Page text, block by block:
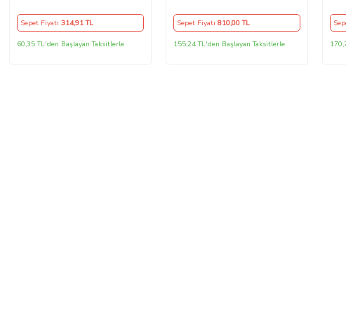
Sepet Fiyatı 314,91 TL
60,35 TL'den Başlayan Taksitlerle
Sepet Fiyatı 810,00 TL
155,24 TL'den Başlayan Taksitlerle